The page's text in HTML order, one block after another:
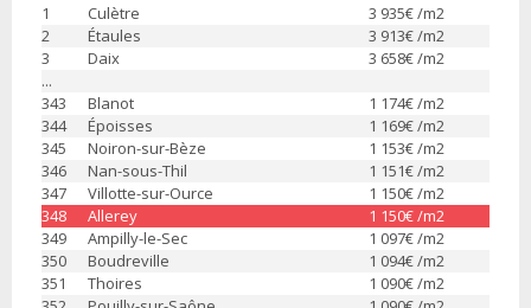
1 Culètre 3 935€ /m2
2
Étaules 3 913€ /m2
3
Daix 3 658€ /m2
...
343
Blanot 1 174€ /m2
344
Époisses 1 169€ /m2
345
Noiron-sur-Bèze 1 153€ /m2
346
Nan-sous-Thil 1 151€ /m2
347
Villotte-sur-Ource 1 150€ /m2
348
Allerey 1 150€ /m2
349
Ampilly-le-Sec 1 097€ /m2
350
Boudreville 1 094€ /m2
351
Thoires 1 090€ /m2